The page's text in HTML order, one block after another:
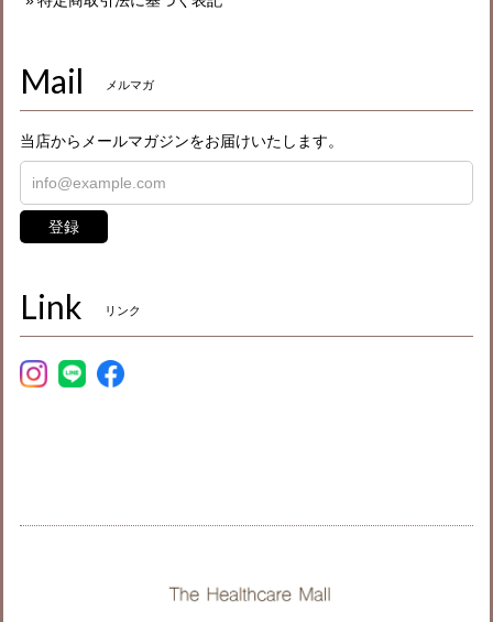
Mail メルマガ
当店からメールマガジンをお届けいたします。
登録
Link リンク